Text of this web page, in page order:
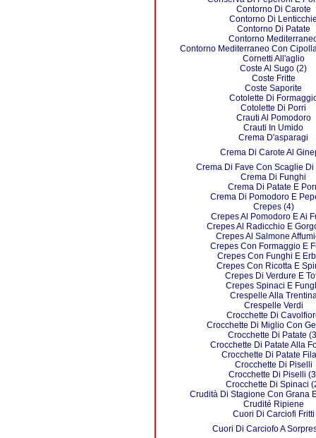
Contorno Di Carote
Contorno Di
Contorno Di Patate
Contorno
Contorno Mediterraneo Con
Cornetti All'aglio
Coste Al Sugo (2)
Coste Fritte
Coste Saporite
Cotolette Di
Cotolette Di Porri
Crauti Al Pomodoro
Crauti In Umido
Crema D'asparagi
Crema Di Carote Al
Crema Di Fave Con Scaglie
Crema Di Funghi
Crema Di Patate E
Crema Di Pomodoro E
Crepes (4)
Crepes Al Pomodoro E Ai
Crepes Al Radicchio E
Crepes Al Salmone
Crepes Con Formaggio E
Crepes Con Funghi E
Crepes Con Ricotta E
Crepes Di Verdure E
Crepes Spinaci E
Crespelle Alla
Crespelle Verdi
Crocchette Di
Crocchette Di Miglio Con
Crocchette Di Patate
Crocchette Di Patate Alla
Crocchette Di Patate
Crocchette Di Piselli
Crocchette Di Piselli
Crocchette Di Spinaci
Crudità Di Stagione Con Grana
Crudité Ripiene
Cuori Di Carciofi Fritti
Cuori Di Carciofo A